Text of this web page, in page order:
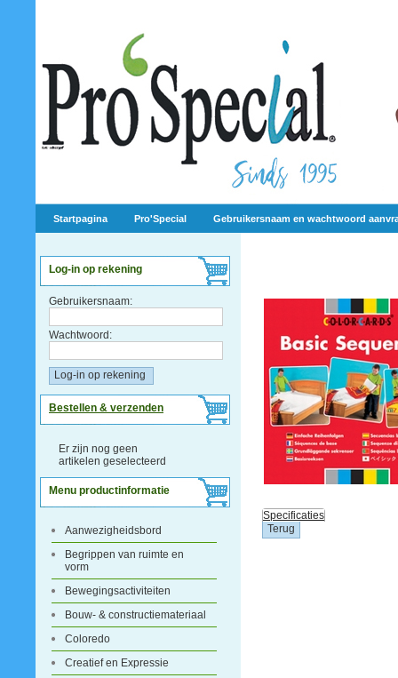
Startpagina Pro'Special Gebruikersnaam en wachtwoord
Log-in op rekening
Gebruikersnaam:
Wachtwoord:
Bestellen & verzenden
Er zijn nog geen
artikelen geselecteerd
Menu productinformatie
Aanwezigheidsbord
Begrippen van ruimte en
vorm
Bewegingsactiviteiten
Bouw- & constructiemateriaal
Coloredo
Creatief en Expressie
Specificaties